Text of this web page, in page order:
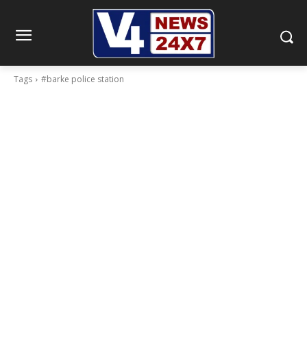
Tags #barke police station